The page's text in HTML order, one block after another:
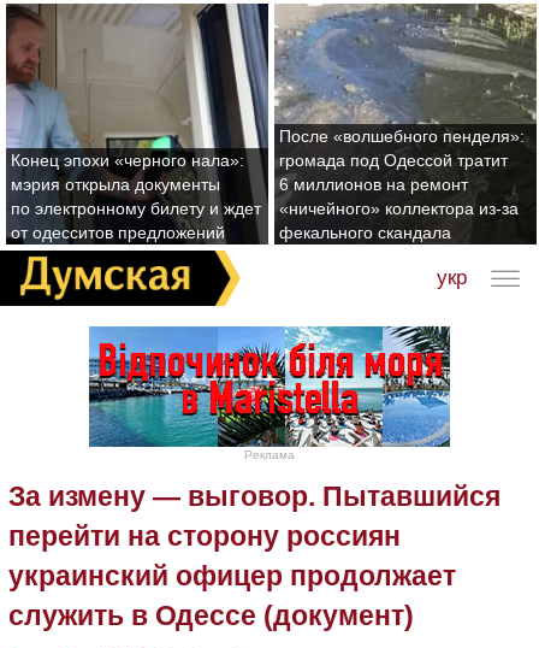
Конец эпохи «черного нала»:
мэрия открыла документы
по электронному билету и ждет
от одесситов предложений
После «волшебного пенделя»:
громада под Одессой тратит
6 миллионов на ремонт
«ничейного» коллектора из-за
фекального скандала
укр
Реклама
За измену — выговор. Пытавшийся
перейти на сторону россиян
украинский офицер продолжает
служить в Одессе (документ)